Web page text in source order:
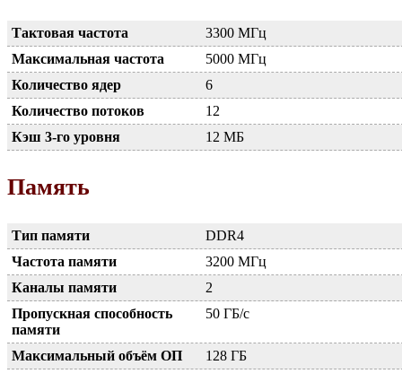
Тактовая частота
3300 МГц
Максимальная частота
5000 МГц
Количество ядер
6
Количество потоков
12
Кэш 3-го уровня
12 МБ
Память
Тип памяти
DDR4
Частота памяти
3200 МГц
Каналы памяти
2
Пропускная способность
памяти
50 ГБ/с
Максимальный объём ОП 128 ГБ